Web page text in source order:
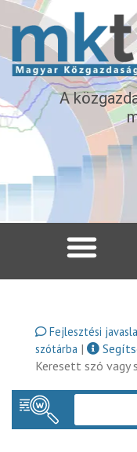
A
Fejlesztési
szótárba |
Keresett szó vagy